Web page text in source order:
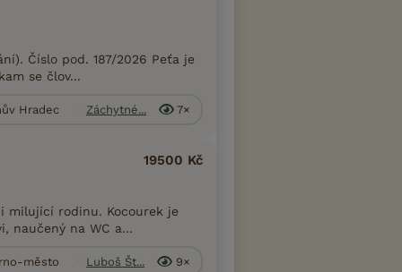
Číslo pod. 187/2026 Peťa je
se člov...
Hradec Záchytné... 7×
19500 Kč
milující rodinu. Kocourek je
naučený na WC a...
město Luboš Št... 9×